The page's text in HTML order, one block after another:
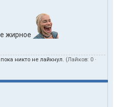
жирное
пока никто не лайкнул. (Лайков: 0 ·